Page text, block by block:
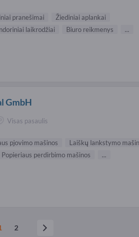
pranešimai
Žiediniai aplankai
laikrodžiai Biuro reikmenys ...
GmbH
Visas pasaulis
pjovimo mašinos
Laiškų lankstymo
Popieriaus perdirbimo mašinos ...
2